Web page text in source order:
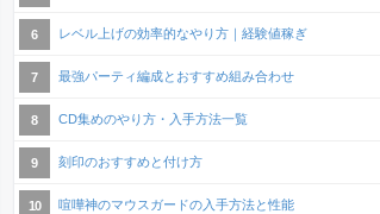
レベル上げの効率的なやり方｜経験値稼ぎ
最強パーティ編成とおすすめ組み合わせ
CD集めのやり方・入手方法一覧
刻印のおすすめと付け方
喧嘩神のマウスガードの入手方法と性能